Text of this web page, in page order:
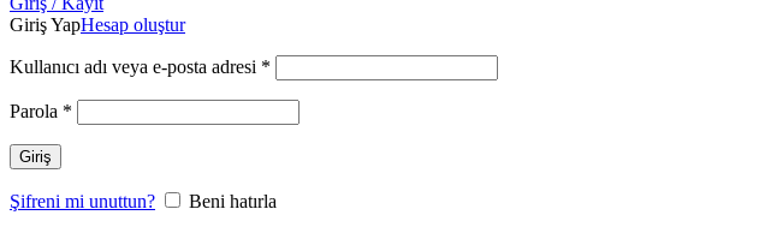
Giriş YapHesap oluştur
Kullanıcı adı veya e-posta adresi *
Parola *
Giriş
Şifreni mi unuttun? Beni hatırla